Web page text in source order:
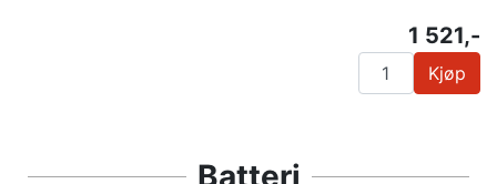
1 521,-
Kjøp
Batteri